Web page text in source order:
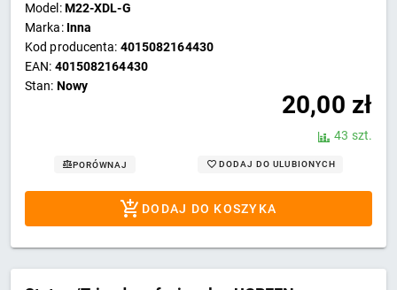
Model:M22-XDL-G
Marka: Inna
Kod producenta: 4015082164430
EAN: 4015082164430
Stan: Nowy
20,00 zł
43 szt.
PORÓWNAJ DODAJ DO ULUBIONYCH
DODAJ DO KOSZYKA